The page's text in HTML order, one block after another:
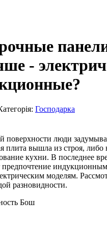
-
Господарка
поверхности люди
плита вышла из строя, либо
кухни. В последнее
предпочтение
моделям.
разновидности.